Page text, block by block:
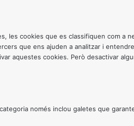
cookies que es classifiquen com a
que ens ajuden a analitzar i
aquestes cookies. Però desactivar
només inclou galetes que